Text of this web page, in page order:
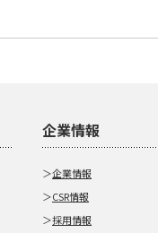
企業情報
＞企業情報
＞CSR情報
＞採用情報